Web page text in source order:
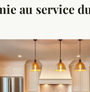
au service